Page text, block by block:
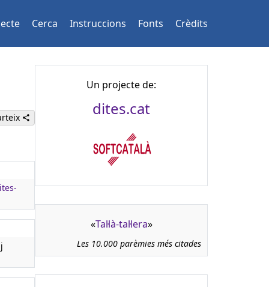
Cerca Instruccions Fonts Crèdits
Un projecte de:
dites.cat
«Tal·là-tal·lera»
Les 10.000 parèmies més citades